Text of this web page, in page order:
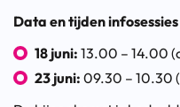
Data en tijden infosessies
18 juni: 13.00 – 14.00
23 juni: 09.30 – 10.30